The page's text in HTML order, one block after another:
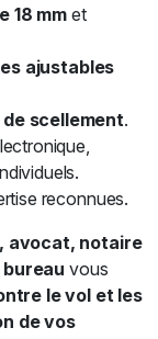
18 mm et
ajustables
scellement.
reconnues.
avocat, notaire
vous
le vol et les
de vos